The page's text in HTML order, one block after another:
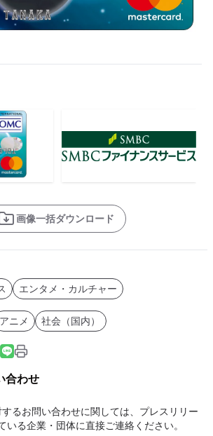
画像一括ダウンロード
エンタメ・カルチャー
アニメ 社会（国内）
合わせ
るお問い合わせに関しては、プレスリリー
いる企業・団体に直接ご連絡ください。